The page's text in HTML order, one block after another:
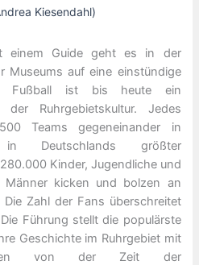
Kiesendahl)
einem Guide geht es in der
Museums auf eine einstündige
Fußball ist bis heute ein
der Ruhrgebietskultur. Jedes
Teams gegeneinander in
in Deutschlands größter
Kinder, Jugendliche und
Männer kicken und bolzen an
Die Zahl der Fans überschreitet
Führung stellt die populärste
Geschichte im Ruhrgebiet mit
von der Zeit der